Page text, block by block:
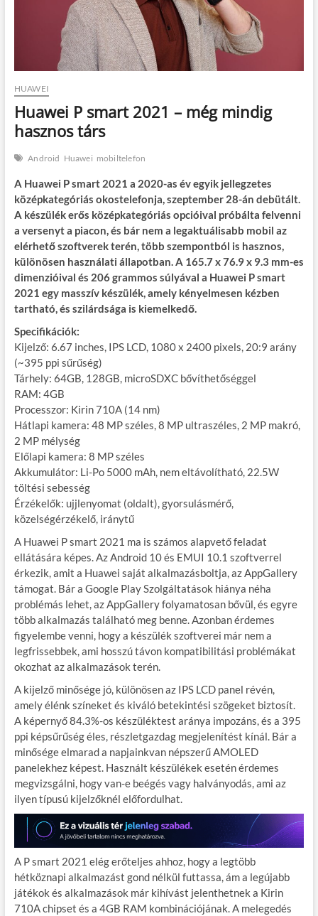
HUAWEI
Huawei P smart 2021 – még mindig
hasznos társ
Android Huawei mobiltelefon
A Huawei P smart 2021 a 2020-as év egyik jellegzetes
középkategóriás okostelefonja, szeptember 28-án debütált.
A készülék erős középkategóriás opcióival próbálta felvenni
a versenyt a piacon, és bár nem a legaktuálisabb mobil az
elérhető szoftverek terén, több szempontból is hasznos,
különösen használati állapotban. A 165.7 x 76.9 x 9.3 mm-es
dimenzióival és 206 grammos súlyával a Huawei P smart
2021 egy masszív készülék, amely kényelmesen kézben
tartható, és szilárdsága is kiemelkedő.
Specifikációk:
Kijelző: 6.67 inches, IPS LCD, 1080 x 2400 pixels, 20:9 arány
(~395 ppi sűrűség)
Tárhely: 64GB, 128GB, microSDXC bővíthetőséggel
RAM: 4GB
Processzor: Kirin 710A (14 nm)
Hátlapi kamera: 48 MP széles, 8 MP ultraszéles, 2 MP makró,
2 MP mélység
Előlapi kamera: 8 MP széles
Akkumulátor: Li-Po 5000 mAh, nem eltávolítható, 22.5W
töltési sebesség
Érzékelők: ujjlenyomat (oldalt), gyorsulásmérő,
közelségérzékelő, iránytű
A Huawei P smart 2021 ma is számos alapvető feladat
ellátására képes. Az Android 10 és EMUI 10.1 szoftverrel
érkezik, amit a Huawei saját alkalmazásboltja, az AppGallery
támogat. Bár a Google Play Szolgáltatások hiánya néha
problémás lehet, az AppGallery folyamatosan bővül, és egyre
több alkalmazás található meg benne. Azonban érdemes
figyelembe venni, hogy a készülék szoftverei már nem a
legfrissebbek, ami hosszú távon kompatibilitási problémákat
okozhat az alkalmazások terén.
A kijelző minősége jó, különösen az IPS LCD panel révén,
amely élénk színeket és kiváló betekintési szögeket biztosít.
A képernyő 84.3%-os készüléktest aránya impozáns, és a 395
ppi képsűrűség éles, részletgazdag megjelenítést kínál. Bár a
minősége elmarad a napjainkvan népszerű AMOLED
panelekhez képest. Használt készülékek esetén érdemes
megvizsgálni, hogy van-e beégés vagy halványodás, ami az
ilyen típusú kijelzőknél előfordulhat.
A P smart 2021 elég erőteljes ahhoz, hogy a legtöbb
hétköznapi alkalmazást gond nélkül futtassa, ám a legújabb
játékok és alkalmazások már kihívást jelenthetnek a Kirin
710A chipset és a 4GB RAM kombinációjának. A melegedés